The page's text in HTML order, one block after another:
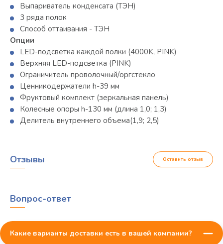
Выпариватель конденсата (ТЭН)
3 ряда полок
Способ оттаивания - ТЭН
Опции
LED-подсветка каждой полки (4000K, PINK)
Верхняя LED-подсветка (PINK)
Ограничитель проволочный/оргстекло
Ценникодержатели h-39 мм
Фруктовый комплект (зеркальная панель)
Колесные опоры h-130 мм (длина 1,0; 1,3)
Делитель внутреннего объема(1,9; 2,5)
Отзывы Оставить отзыв
Вопрос-ответ
Какие варианты доставки есть в вашей компании?